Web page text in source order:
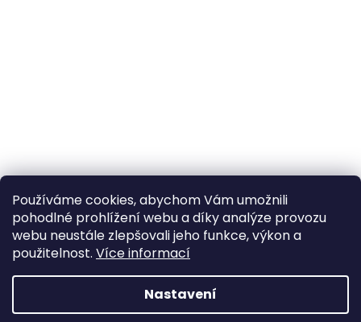
Používáme cookies, abychom Vám umožnili
pohodlné prohlížení webu a díky analýze provozu
webu neustále zlepšovali jeho funkce, výkon a
použitelnost. Více informací
Nastavení
Sledovat na Instagramu
Vytvořil Shoptet